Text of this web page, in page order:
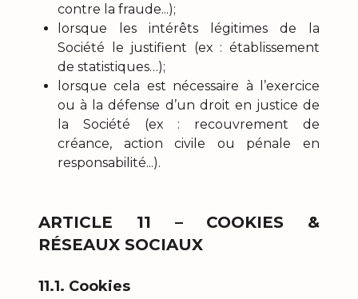
contre la fraude...);
lorsque les intérêts légitimes de la
Société le justifient (ex : établissement
de statistiques…);
lorsque cela est nécessaire à l’exercice
ou à la défense d’un droit en justice de
la Société (ex : recouvrement de
créance, action civile ou pénale en
responsabilité...).
ARTICLE 11 – COOKIES &
RÉSEAUX SOCIAUX
11.1. Cookies